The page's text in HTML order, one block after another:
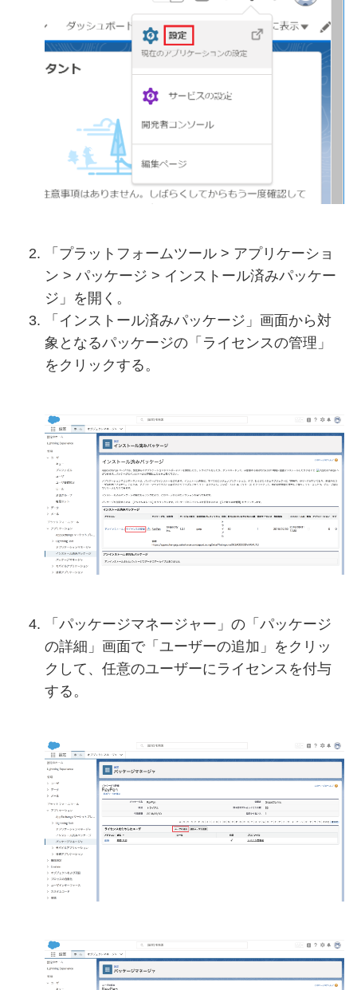
「プラットフォームツール > アプリケーショ
ン > パッケージ > インストール済みパッケー
ジ」を開く。
「インストール済みパッケージ」画面から対
象となるパッケージの「ライセンスの管理」
をクリックする。
「パッケージマネージャー」の「パッケージ
の詳細」画面で「ユーザーの追加」をクリッ
クして、任意のユーザーにライセンスを付与
する。